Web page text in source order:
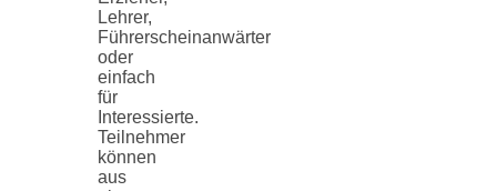
Lehrer,
Führerscheinanwärter
oder
einfach
für
Interessierte.
Teilnehmer
können
aus